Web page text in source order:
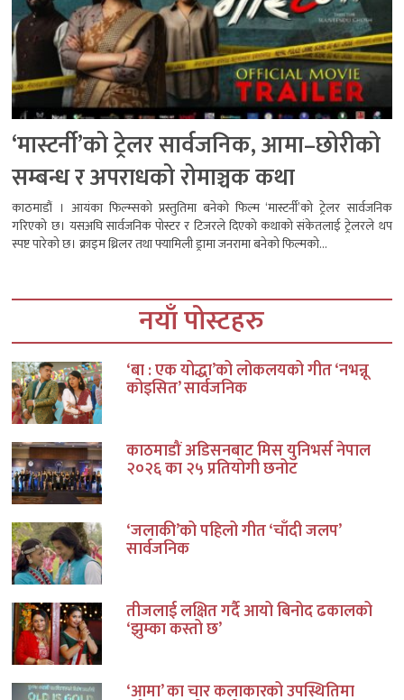
‘मास्टर्नी’को ट्रेलर सार्वजनिक, आमा–छोरीको
सम्बन्ध र अपराधको रोमाञ्चक कथा
काठमाडौं । आयंका फिल्म्सको प्रस्तुतिमा बनेको फिल्म ‘मास्टर्नी’को ट्रेलर सार्वजनिक
गरिएको छ। यसअघि सार्वजनिक पोस्टर र टिजरले दिएको कथाको संकेतलाई ट्रेलरले थप
स्पष्ट पारेको छ। क्राइम थ्रिलर तथा फ्यामिली ड्रामा जनरामा बनेको फिल्मको...
नयाँ पोस्टहरु
‘बा : एक योद्धा’को लोकलयको गीत ‘नभन्नू
कोइसित’ सार्वजनिक
काठमाडौं अडिसनबाट मिस युनिभर्स नेपाल
२०२६ का २५ प्रतियोगी छनोट
‘जलाकी’को पहिलो गीत ‘चाँदी जलप’
सार्वजनिक
तीजलाई लक्षित गर्दै आयो बिनोद ढकालको
‘झुम्का कस्तो छ’
‘आमा’ का चार कलाकारको उपस्थितिमा